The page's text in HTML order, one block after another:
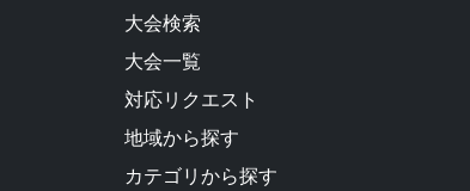
大会検索
大会一覧
対応リクエスト
地域から探す
カテゴリから探す